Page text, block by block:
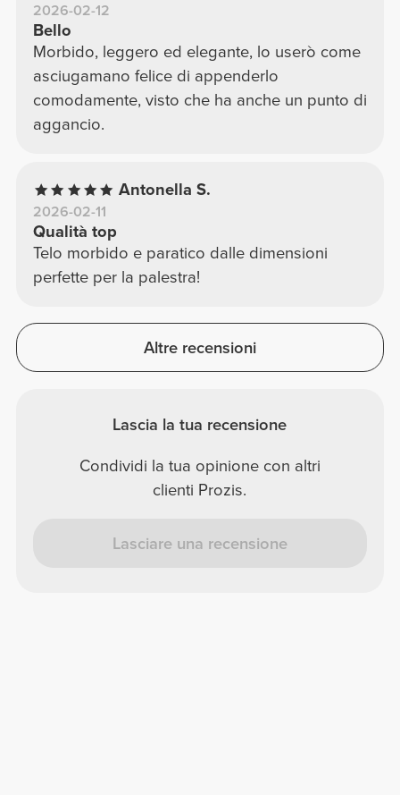
2026-02-12
Bello
Morbido, leggero ed elegante, lo userò come
asciugamano felice di appenderlo
comodamente, visto che ha anche un punto di
aggancio.
Antonella S.
2026-02-11
Qualità top
Telo morbido e paratico dalle dimensioni
perfette per la palestra!
Altre recensioni
Lascia la tua recensione
Condividi la tua opinione con altri
clienti Prozis.
Lasciare una recensione